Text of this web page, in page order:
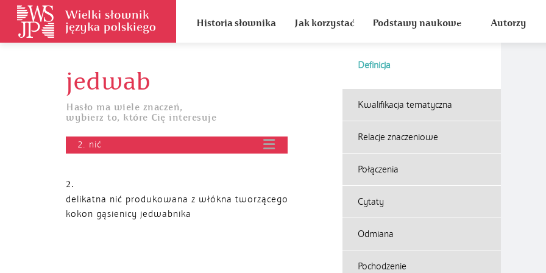
Historia słownika Jak korzystać Podstawy naukowe Autorzy
jedwab
Hasło ma wiele znaczeń,
wybierz to, które Cię interesuje
2. nić
Definicja
2.
delikatna nić produkowana z włókna tworzącego
kokon gąsienicy jedwabnika
Kwalifikacja tematyczna
Relacje znaczeniowe
Połączenia
Cytaty
Odmiana
Pochodzenie